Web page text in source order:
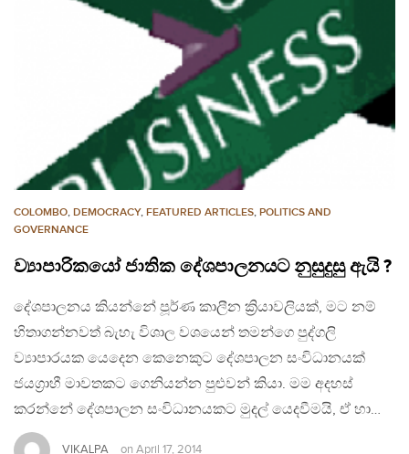
COLOMBO, DEMOCRACY, FEATURED ARTICLES, POLITICS AND
GOVERNANCE
ව්‍යාපාරිකයෝ ජාතික දේශපාලනයට නුසුදුසු ඇයි ?
දේශපාලනය කියන්නේ පූර්ණ කාලීන ක්‍රියාවලියක්, මට නම්
හිතාගන්නවත් බැහැ විශාල වශයෙන් තමන්ගෙ පුද්ගලි
ව්‍යාපාරයක යෙදෙන කෙනෙකුට දේශපාලන සංවිධානයක්
ජයග්‍රාහී මාවතකට ගෙනියන්න පුළුවන් කියා. මම අදහස්
කරන්නේ දේශපාලන සංවිධානයකට මුදල් යෙදවීමයි, ඒ හා…
VIKALPA on April 17, 2014